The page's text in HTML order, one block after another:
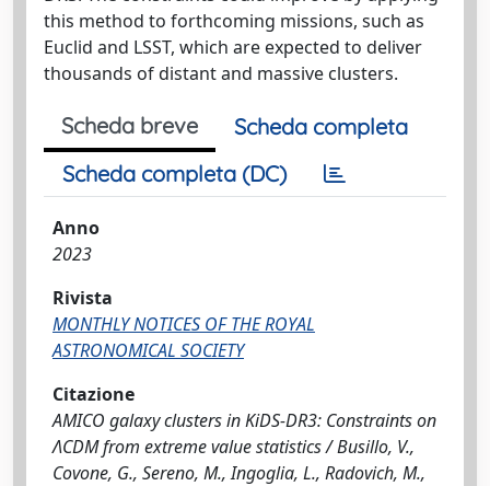
this method to forthcoming missions, such as
Euclid and LSST, which are expected to deliver
thousands of distant and massive clusters.
Scheda breve
Scheda completa
Scheda completa (DC)
Anno
2023
Rivista
MONTHLY NOTICES OF THE ROYAL
ASTRONOMICAL SOCIETY
Citazione
AMICO galaxy clusters in KiDS-DR3: Constraints on
ΛCDM from extreme value statistics / Busillo, V.,
Covone, G., Sereno, M., Ingoglia, L., Radovich, M.,